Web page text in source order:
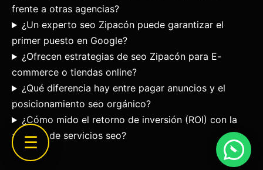
☰
frente a otras agencias?
¿Un experto seo Zipacón puede garantizar el
primer puesto en Google?
¿Ofrecen estrategias de seo Zipacón para E-
commerce o tiendas online?
¿Qué diferencia hay entre pagar anuncios y el
posicionamiento seo orgánico?
¿Cómo mido el retorno de inversión (ROI) con la
agencia de servicios seo?